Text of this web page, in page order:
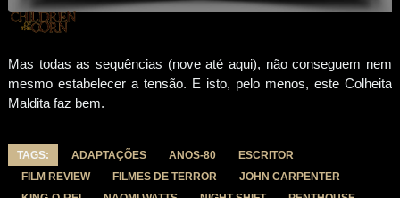
Mas todas as sequências (nove até aqui), não conseguem nem
mesmo estabelecer a tensão. E isto, pelo menos, este Colheita
Maldita faz bem.
TAGS: ADAPTAÇÕES ANOS-80
ESCRITOR
FILM REVIEW
FILMES DE TERROR
JOHN CARPENTER